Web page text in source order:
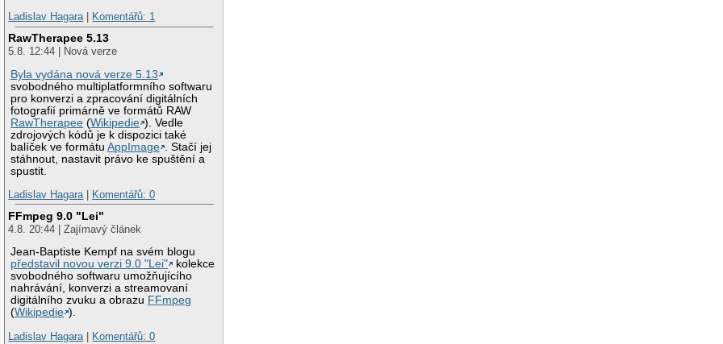
Ladislav Hagara| Komentářů: 1
RawTherapee 5.13
5.8. 12:44 | Nová verze
Byla vydána nová verze 5.13
svobodného multiplatformního softwaru
pro konverzi a zpracování digitálních
fotografií primárně ve formátů RAW
RawTherapee (Wikipedie ). Vedle
zdrojových kódů je k dispozici také
balíček ve formátuAppImage
. Stačí jej
stáhnout, nastavit právo ke spuštění a
spustit.
Ladislav Hagara| Komentářů: 0
FFmpeg 9.0 "Lei"
4.8. 20:44 | Zajímavý článek
Jean-Baptiste Kempf na svém blogu
představil novou verzi 9.0 "Lei"
kolekce
svobodného softwaru umožňujícího
nahrávání, konverzi a streamovaní
digitálního zvuku a obrazu FFmpeg
(Wikipedie ).
Ladislav Hagara| Komentářů: 0